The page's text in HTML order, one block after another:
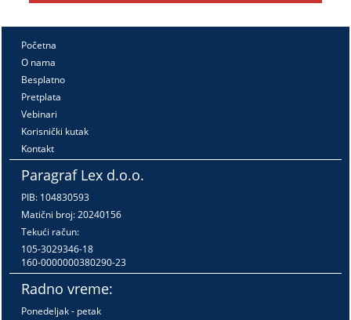
Početna
O nama
Besplatno
Pretplata
Vebinari
Korisnički kutak
Kontakt
Paragraf Lex d.o.o.
PIB: 104830593
Matični broj: 20240156
Tekući račun:
105-3029346-18
160-0000000380290-23
Radno vreme:
Ponedeljak - petak